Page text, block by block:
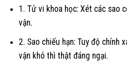
1. Tử vi khoa học: Xét các sao
vận.
2. Sao chiếu hạn: Tuy độ chính
vận khó thì thật đáng ngại.